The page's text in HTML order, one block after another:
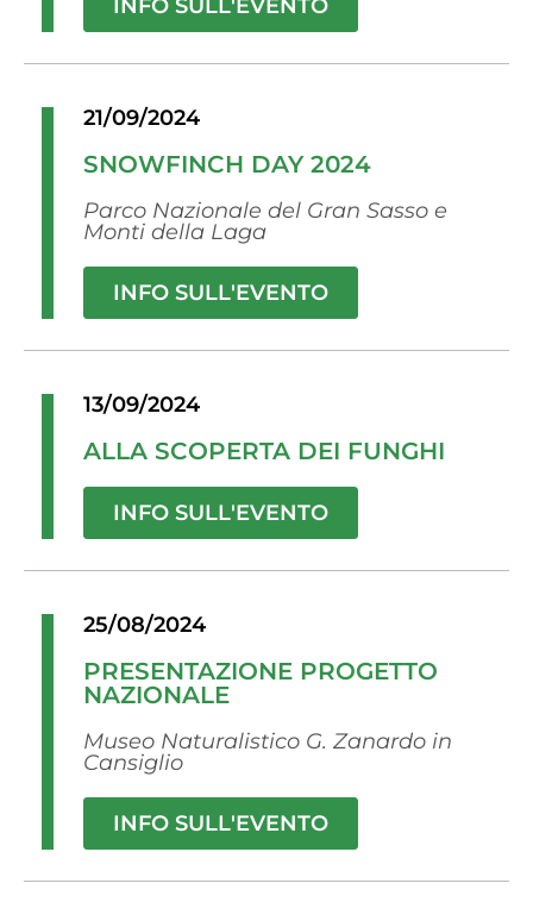
INFO SULL'EVENTO
21/09/2024
SNOWFINCH DAY 2024
Parco Nazionale del Gran Sasso e
Monti della Laga
INFO SULL'EVENTO
13/09/2024
ALLA SCOPERTA DEI FUNGHI
INFO SULL'EVENTO
25/08/2024
PRESENTAZIONE PROGETTO
NAZIONALE
Museo Naturalistico G. Zanardo in
Cansiglio
INFO SULL'EVENTO